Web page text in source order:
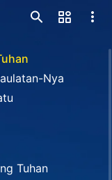
Nya
Tuhan